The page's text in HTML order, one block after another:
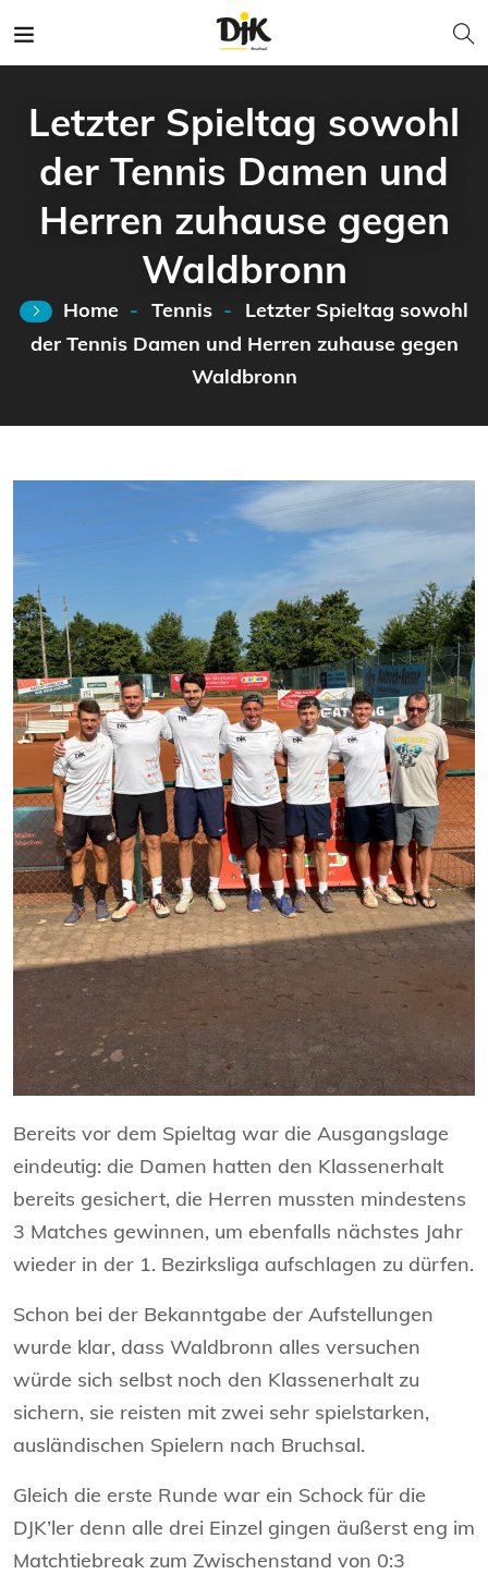
Letzter Spieltag sowohl
der Tennis Damen und
Herren zuhause gegen
Waldbronn
Home Tennis
Letzter Spieltag sowohl
der Tennis Damen und Herren zuhause gegen
Waldbronn
Bereits vor dem Spieltag war die Ausgangslage
eindeutig: die Damen hatten den Klassenerhalt
bereits gesichert, die Herren mussten mindestens
3 Matches gewinnen, um ebenfalls nächstes Jahr
wieder in der 1. Bezirksliga aufschlagen zu dürfen.
Schon bei der Bekanntgabe der Aufstellungen
wurde klar, dass Waldbronn alles versuchen
würde sich selbst noch den Klassenerhalt zu
sichern, sie reisten mit zwei sehr spielstarken,
ausländischen Spielern nach Bruchsal.
Gleich die erste Runde war ein Schock für die
DJK’ler denn alle drei Einzel gingen äußerst eng im
Matchtiebreak zum Zwischenstand von 0:3